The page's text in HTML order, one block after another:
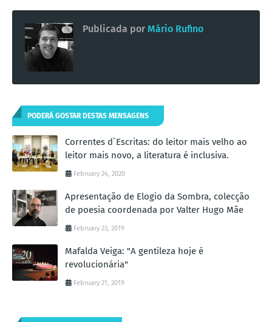
Publicada por Mário Rufino
PODERÁ GOSTAR DESTAS MENSAGENS
Correntes d`Escritas: do leitor mais velho ao
leitor mais novo, a literatura é inclusiva.
February 24, 2020
Apresentação de Elogio da Sombra, colecção
de poesia coordenada por Valter Hugo Mãe
February 23, 2019
Mafalda Veiga: "A gentileza hoje é
revolucionária"
February 21, 2019